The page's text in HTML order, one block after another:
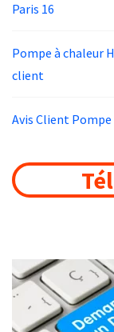
Paris 16
Pompe à chaleur
client
Avis Client Pompe